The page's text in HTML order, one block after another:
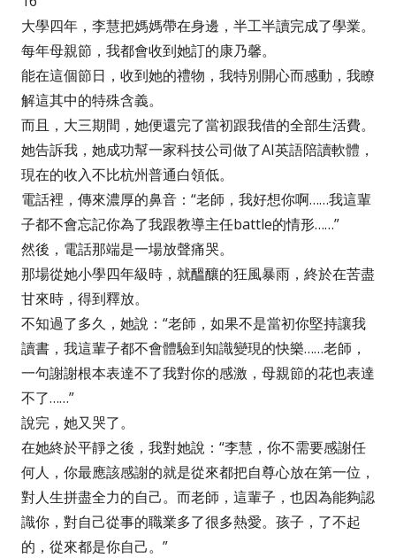
大學四年，李慧把媽媽帶在身邊，半工半讀完成了學業。
每年母親節，我都會收到她訂的康乃馨。
能在這個節日，收到她的禮物，我特別開心而感動，我瞭
解這其中的特殊含義。
而且，大三期間，她便還完了當初跟我借的全部生活費。
她告訴我，她成功幫一家科技公司做了AI英語陪讀軟體，
現在的收入不比杭州普通白領低。
電話裡，傳來濃厚的鼻音：“老師，我好想你啊……我這輩
子都不會忘記你為了我跟教導主任battle的情形……”
然後，電話那端是一場放聲痛哭。
那場從她小學四年級時，就醞釀的狂風暴雨，終於在苦盡
甘來時，得到釋放。
不知過了多久，她說：“老師，如果不是當初你堅持讓我
讀書，我這輩子都不會體驗到知識變現的快樂……老師，
一句謝謝根本表達不了我對你的感激，母親節的花也表達
不了……”
說完，她又哭了。
在她終於平靜之後，我對她說：“李慧，你不需要感謝任
何人，你最應該感謝的就是從來都把自尊心放在第一位，
對人生拼盡全力的自己。而老師，這輩子，也因為能夠認
識你，對自己從事的職業多了很多熱愛。孩子，了不起
的，從來都是你自己。”